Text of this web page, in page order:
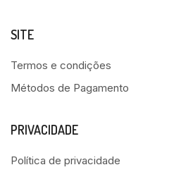
SITE
Termos e condições
Métodos de Pagamento
PRIVACIDADE
Política de privacidade